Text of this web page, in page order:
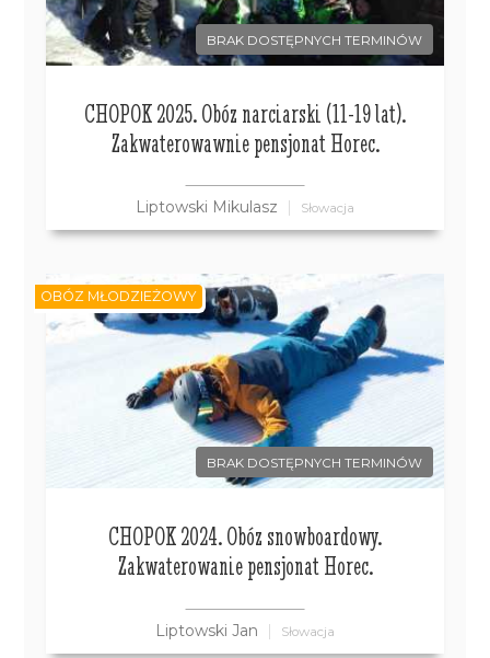
BRAK DOSTĘPNYCH TERMINÓW
CHOPOK 2025. Obóz narciarski (11-19 lat).
Zakwaterowawnie pensjonat Horec.
Liptowski Mikulasz Słowacja
BRAK DOSTĘPNYCH TERMINÓW
CHOPOK 2024. Obóz snowboardowy.
Zakwaterowanie pensjonat Horec.
Liptowski Jan Słowacja
OBÓZ MŁODZIEŻOWY